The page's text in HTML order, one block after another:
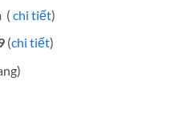
( chi tiết)
(chi tiết)